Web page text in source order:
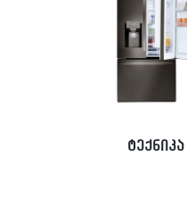
ტექნიკა